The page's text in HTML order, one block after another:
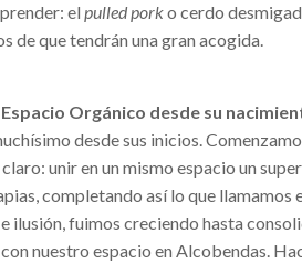
elpulled porko cerdo
de que tendrán una gran acogida.
Orgánico desde su
desde sus inicios.
unir en un mismo espacio un
completando así lo que llamamos
ilusión, fuimos creciendo hasta
nuestro espacio en Alcobendas.